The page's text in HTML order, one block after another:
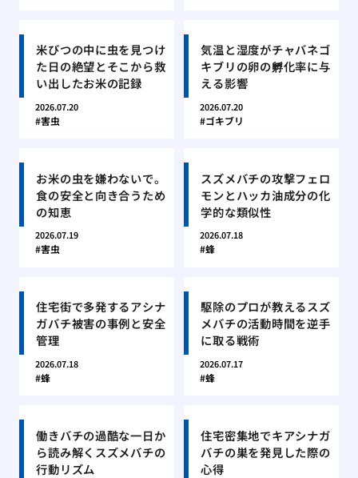
米びつの中に虫を見つけ
た日の絶望とそこから救
い出したお米の記録
2026.07.20
害虫
気温と湿度がチャバネゴ
キブリの卵の孵化率に与
える影響
2026.07.20
ゴキブリ
お米の虫を嫌わないで。
食の安全と向き合うため
の知恵
2026.07.19
害虫
スズメバチの攻撃フェロ
モンとハッカ油成分の化
学的な類似性
2026.07.18
蜂
住宅街で多発するアシナ
ガバチ被害の事例と安全
管理
2026.07.18
蜂
駆除のプロが教えるスズ
メバチの活動時間を逆手
に取る戦術
2026.07.17
蜂
働きバチの過酷な一日か
ら読み解くスズメバチの
行動リズム
住宅密集地でキアシナガ
バチの巣を発見した際の
心得